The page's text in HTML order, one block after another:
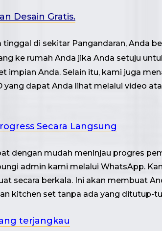
Desain Gratis.
tinggal di sekitar Pangandaran, Anda
ke rumah Anda jika Anda setuju
impian Anda. Selain itu, kami juga
yang dapat Anda lihat melalui video
Secara Langsung
dengan mudah meninjau progres
admin kami melalui WhatsApp.
secara berkala. Ini akan membuat
kitchen set tanpa ada yang ditutup-
terjangkau